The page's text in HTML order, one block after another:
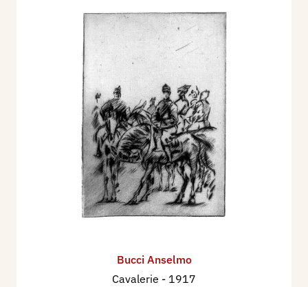
Bucci Anselmo
Cavalerie - 1917